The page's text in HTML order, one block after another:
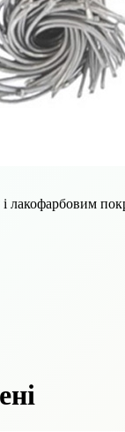
лакофарбовим